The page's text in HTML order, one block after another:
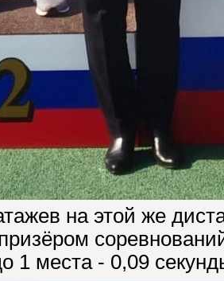
на этой же
1 места - 0,09